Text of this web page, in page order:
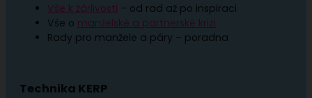
Vše k žárlivosti – od rad až po inspiraci
Vše o manželské a partnerské krizi
Rady pro manžele a páry – poradna
Technika KERP